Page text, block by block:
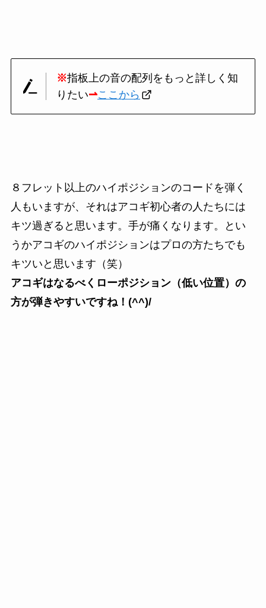
※指板上の音の配列をもっと詳しく知
りたい⇀ここから
８フレット以上のハイポジションのコードを弾く
人もいますが、それはアコギ初心者の人たちには
キツ過ぎると思います。手が痛くなります。とい
うかアコギのハイポジションはプロの方たちでも
キツいと思います（笑）
アコギはなるべくローポジション（低い位置）の
方が弾きやすいですね！(^^)/